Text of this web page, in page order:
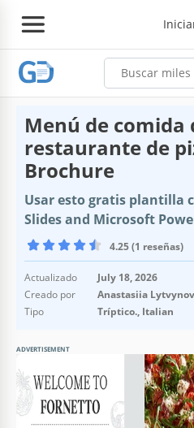
Menú de comida
restaurante de
Brochure
Usar esto gratis plantilla
Slides and Microsoft
4.25 (1 reseñas)
Actualizado
July 18, 2026
Creado por
Anastasiia
Tipo
Tríptico., Italian
ADVERTISEMENT